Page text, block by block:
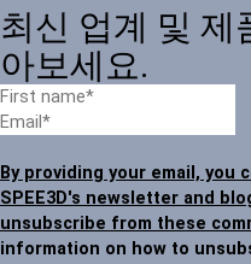
최신 업계 및 제
아보세요.
By providing your email,
SPEE3D's newsletter and
unsubscribe from these
information on how to